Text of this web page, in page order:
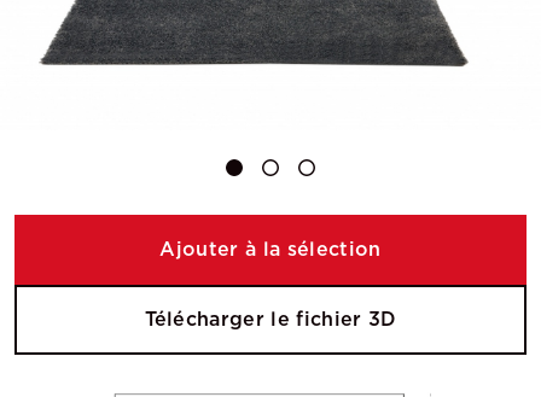
Ajouter à la sélection
Télécharger le fichier 3D